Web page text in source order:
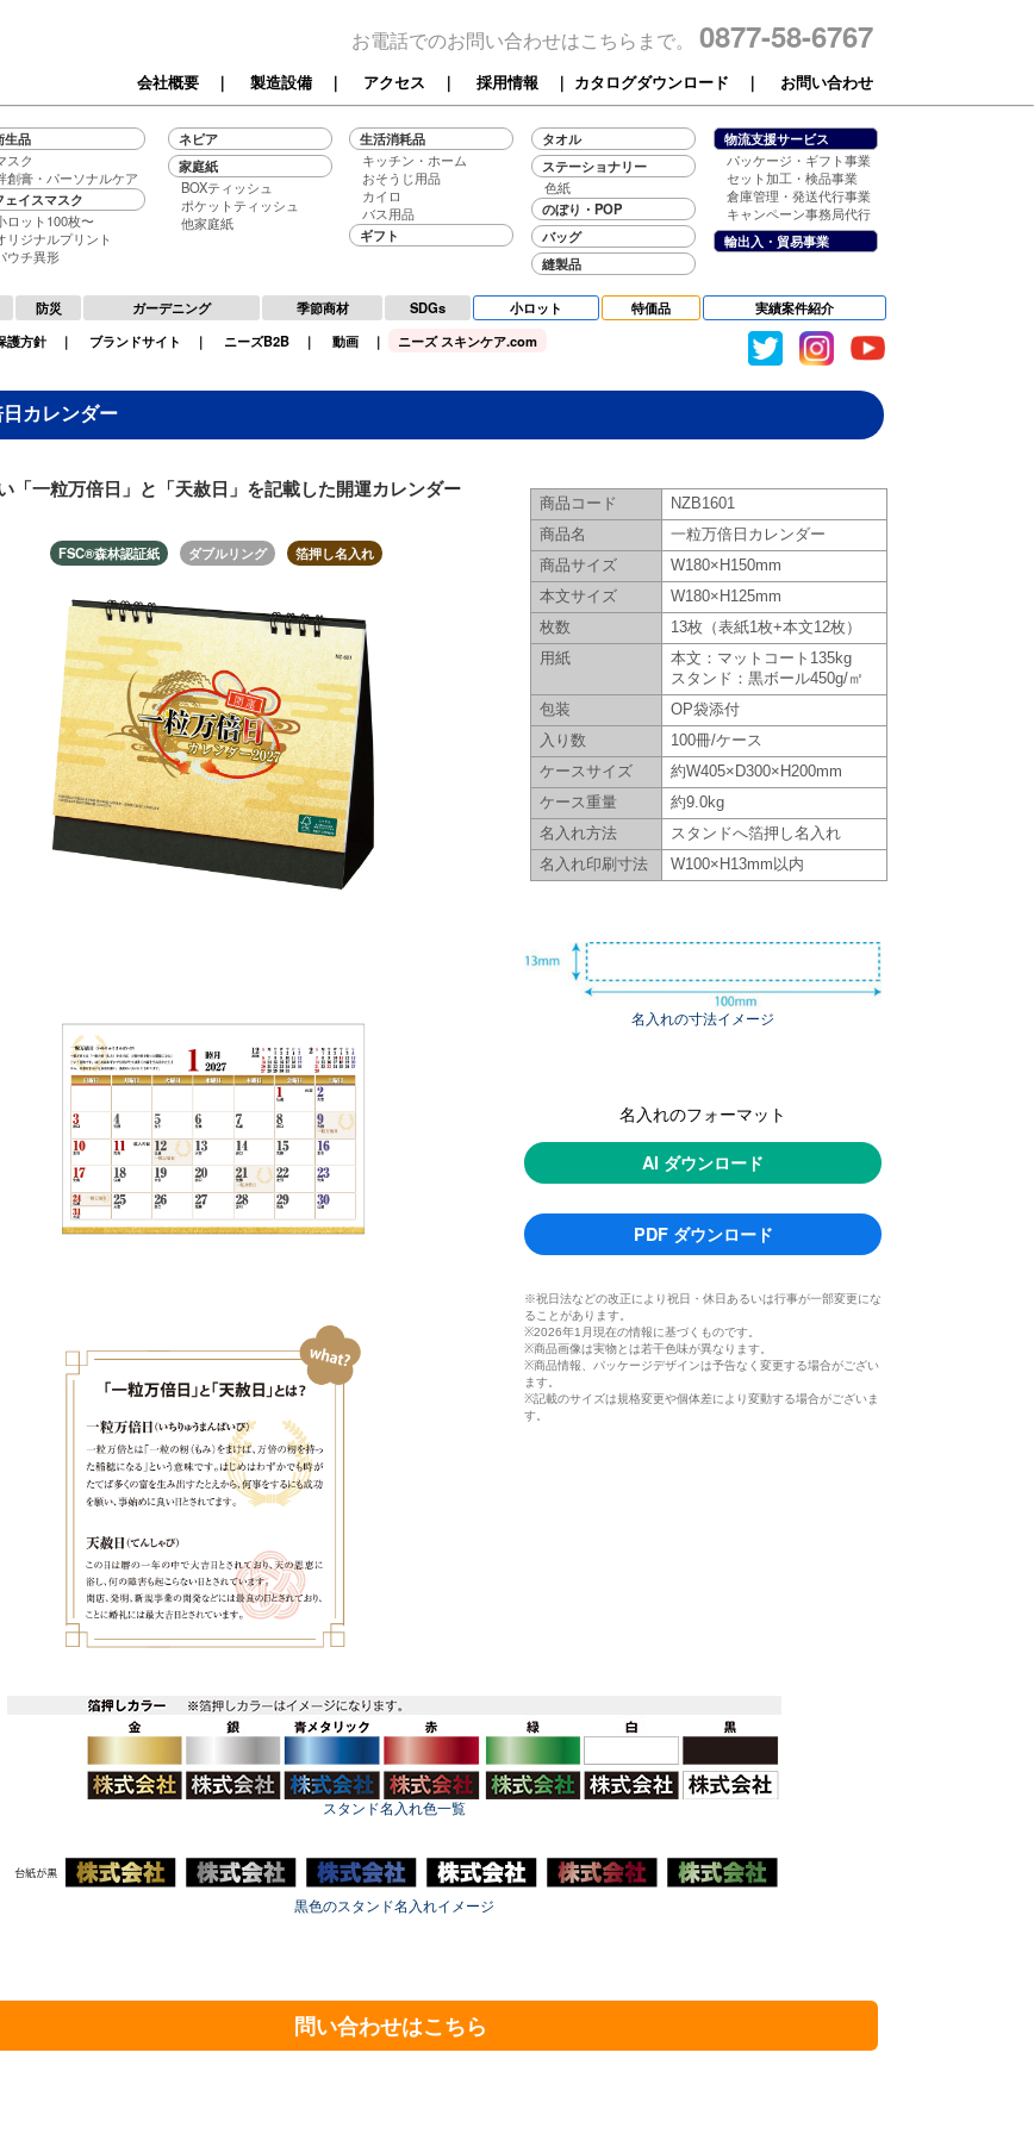
お電話でのお問い合わせはこちらまで。 0877-58-6767
会社概要 ｜ 製造設備 ｜ アクセス ｜ 採用情報 ｜ カタログダウンロード ｜ お問い合わせ
生品
スク
創膏・パーソナルケア
ェイスマスク
ロット100枚〜
リジナルプリント
ウチ異形
ネピア
家庭紙
BOXティッシュ
ポケットティッシュ
他家庭紙
生活消耗品
キッチン・ホーム
おそうじ用品
カイロ
バス用品
ギフト
タオル
ステーショナリー
色紙
のぼり・POP
バッグ
縫製品
物流支援サービス
パッケージ・ギフト事業
セット加工・検品事業
倉庫管理・発送代行事業
キャンペーン事務局代行
輸出入・貿易事業
防災 ガーデニング 季節商材 SDGs 小ロット 特価品
実績案件紹介
護方針 ｜ ブランドサイト ｜ ニーズB2B ｜ 動画 ｜ ニーズ スキンケア.com
カレンダー
「一粒万倍日」と「天赦日」を記載した開運カレンダー
FSC®️森林認証紙 ダブルリング 箔押し名入れ
商品コード
NZB1601
商品名
一粒万倍日カレンダー
商品サイズ
W180×H150mm
本文サイズ
W180×H125mm
枚数
13枚（表紙1枚+本文12枚）
用紙
本文：マットコート135kg
スタンド：黒ボール450g/㎡
包装
OP袋添付
入り数
100冊/ケース
ケースサイズ
約W405×D300×H200mm
ケース重量
約9.0kg
名入れ方法
スタンドへ箔押し名入れ
名入れ印刷寸法
W100×H13mm以内
名入れの寸法イメージ
名入れのフォーマット
AI ダウンロード
PDF ダウンロード
※祝日法などの改正により祝日・休日あるいは行事が一部変更にな
ることがあります。
※2026年1月現在の情報に基づくものです。
※商品画像は実物とは若干色味が異なります。
※商品情報、パッケージデザインは予告なく変更する場合がござい
ます。
※記載のサイズは規格変更や個体差により変動する場合がございま
す。
スタンド名入れ色一覧
黒色のスタンド名入れイメージ
問い合わせはこちら